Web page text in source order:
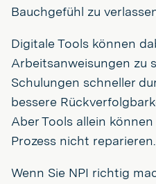
Bauchgefühl zu
Digitale Tools können
Arbeitsanweisungen zu
Schulungen schneller
bessere
Aber Tools allein
Prozess nicht reparieren.
Wenn Sie NPI richtig